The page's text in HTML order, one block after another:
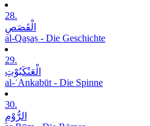
28.
الْقَصَصِ
al-Qaṣaṣ - Die Geschichte
29.
الْعَنْکَبُوْتِ
al-ʿAnkabūt - Die Spinne
30.
الرُّوْمِ